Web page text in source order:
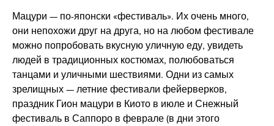
Мацури — по-японски «фестиваль». Их очень много,
они непохожи друг на друга, но на любом фестивале
можно попробовать вкусную уличную еду, увидеть
людей в традиционных костюмах, полюбоваться
танцами и уличными шествиями. Одни из самых
зрелищных — летние фестивали фейерверков,
праздник Гион мацури в Киото в июле и Снежный
фестиваль в Саппоро в феврале (в дни этого